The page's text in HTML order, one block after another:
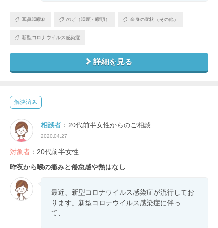
耳鼻咽喉科 のど（咽頭・喉頭） 全身の症状（その他）
新型コロナウイルス感染症
詳細を見る
解決済み
相談者 ：20代前半女性からのご相談
2020.04.27
対象者 ：20代前半女性
昨夜から喉の痛みと倦怠感や熱はなし
最近、新型コロナウイルス感染症が流行してお
ります。新型コロナウイルス感染症に伴っ
て、...